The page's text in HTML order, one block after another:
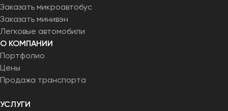
Заказать микроавтобус
Заказать минивэн
Легковые автомобили
О КОМПАНИИ
Портфолио
Цены
Продажа транспорта
УСЛУГИ